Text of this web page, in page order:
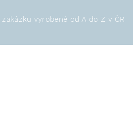
vyrobené od A do Z v ČR